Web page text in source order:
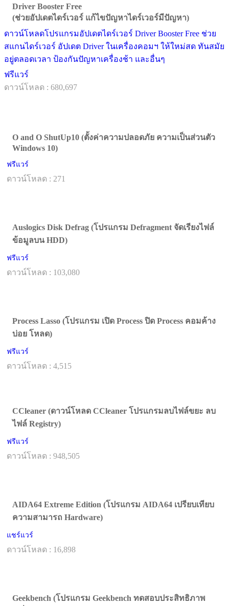
Driver Booster Free
(ช่วยอัปเดตไดร์เวอร์ แก้ไขปัญหาไดร์เวอร์มีปัญหา)
ดาวน์โหลดโปรแกรมอัปเดตไดร์เวอร์ Driver Booster Free ช่วย
สแกนไดร์เวอร์ อัปเดต Driver ในเครื่องคอมฯ ให้ใหม่สด ทันสมัย
อยู่ตลอดเวลา ป้องกันปัญหาเครื่องช้า และอื่นๆ
ฟรีแวร์
ดาวน์โหลด : 680,697
O and O ShutUp10 (ตั้งค่าความปลอดภัย ความเป็นส่วนตัว
Windows 10)
ฟรีแวร์
ดาวน์โหลด : 271
Auslogics Disk Defrag (โปรแกรม Defragment จัดเรียงไฟล์
ข้อมูลบน HDD)
ฟรีแวร์
ดาวน์โหลด : 103,080
Process Lasso (โปรแกรม เปิด Process ปิด Process คอมค้าง
บ่อย โหลด)
ฟรีแวร์
ดาวน์โหลด : 4,515
CCleaner (ดาวน์โหลด CCleaner โปรแกรมลบไฟล์ขยะ ลบ
ไฟล์ Registry)
ฟรีแวร์
ดาวน์โหลด : 948,505
AIDA64 Extreme Edition (โปรแกรม AIDA64 เปรียบเทียบ
ความสามารถ Hardware)
แชร์แวร์
ดาวน์โหลด : 16,898
Geekbench (โปรแกรม Geekbench ทดสอบประสิทธิภาพ